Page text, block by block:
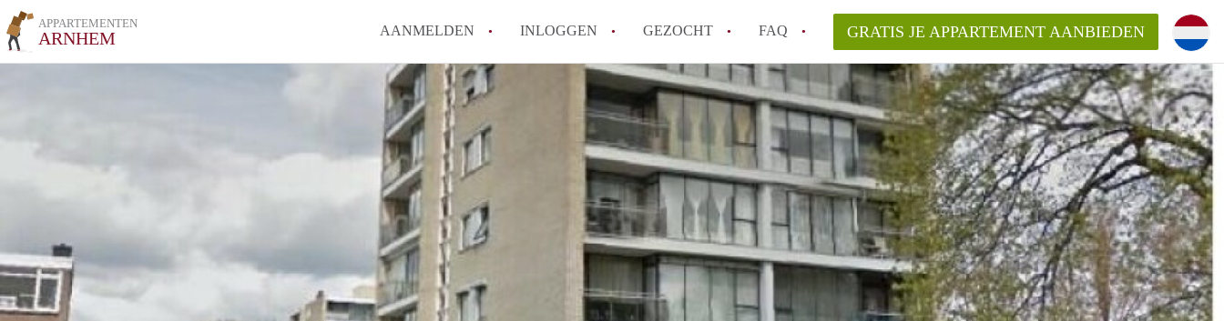
APPARTEMENTEN
ARNHEM AANMELDEN INLOGGEN GEZOCHT FAQ
How to translate AppartementenArnhem!
Wat is AppartementenArnhem?
Hoeveel kost het om te reageren op een Appartement in Arnhem?
Wat is de privacyverklaring van AppartementenArnhem?
Berekent AppartementenArnhem
makelaarsvergoeding/bemiddelingsvergoeding?
Alle veelgestelde vragen
GRATIS JE APPARTEMENT AANBIEDEN